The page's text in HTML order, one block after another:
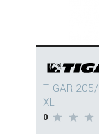
TIGAR
XL
0